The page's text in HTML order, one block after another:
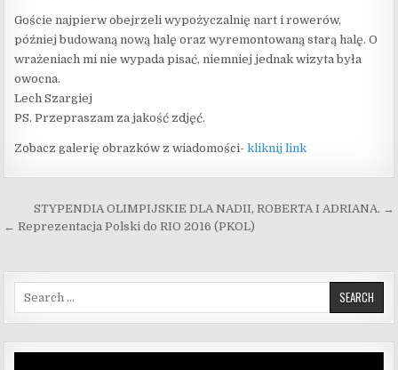
Goście najpierw obejrzeli wypożyczalnię nart i rowerów,
później budowaną nową halę oraz wyremontowaną starą halę. O
wrażeniach mi nie wypada pisać, niemniej jednak wizyta była
owocna.
Lech Szargiej
PS. Przepraszam za jakość zdjęć.
Zobacz galerię obrazków z wiadomości-kliknij link
Nawigacja wpisu
STYPENDIA OLIMPIJSKIE DLA NADII, ROBERTA I ADRIANA. →
← Reprezentacja Polski do RIO 2016 (PKOL)
Search for: